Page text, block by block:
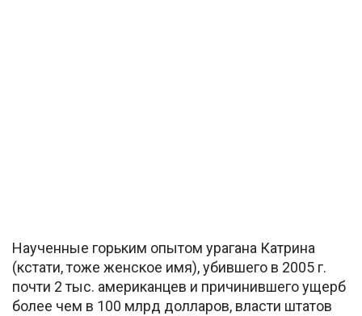
Наученные горьким опытом урагана Катрина
(кстати, тоже женское имя), убившего в 2005 г.
почти 2 тыс. американцев и причинившего ущерб
более чем в 100 млрд долларов, власти штатов